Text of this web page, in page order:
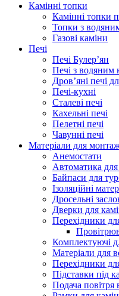
Камінні топки
Камінні топки
Топки з
Газові каміни
Печі
Печі Булер’ян
Печі з водяним
Дров’яні печі
Печі-кухні
Сталеві печі
Кахельні печі
Пелетні печі
Чавунні печі
Матеріали для
Анемостати
Автоматика для
Байпаси для
Ізоляційні
Дросельні
Дверки для
Перехідники
Комплектуючі
Матеріали для
Перехідники
Підставки під
Подача повітря